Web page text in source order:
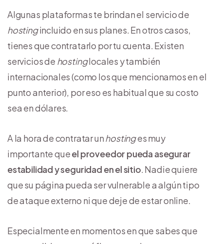
Algunas plataformas te brindan el servicio de
hostingincluido en sus planes. En otros casos,
tienes que contratarlo por tu cuenta. Existen
servicios de hostinglocales y también
internacionales (como los que mencionamos en el
punto anterior), por eso es habitual que su costo
sea en dólares.
A la hora de contratar unhostinges muy
importante queel proveedor pueda asegurar
estabilidad y seguridad en el sitio. Nadie quiere
que su página pueda ser vulnerable a algún tipo
de ataque externo ni que deje de estar online.
Especialmente en momentos en que sabes que